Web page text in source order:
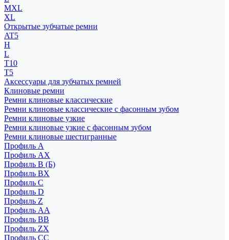
MXL
XL
Открытые зубчатые ремни
AT5
H
L
T10
T5
Аксессуары для зубчатых ремней
Клиновые ремни
Ремни клиновые классические
Ремни клиновые классические с фасонным зубом
Ремни клиновые узкие
Ремни клиновые узкие с фасонным зубом
Ремни клиновые шестигранные
Профиль A
Профиль AX
Профиль B (Б)
Профиль BX
Профиль C
Профиль D
Профиль Z
Профиль АА
Профиль BB
Профиль ZX
Профиль CC